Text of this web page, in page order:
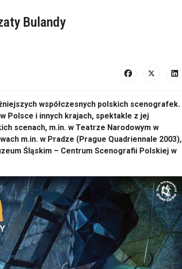
Bulandy
współczesnych polskich scenografek.
Polsce i innych krajach, spektakle z jej
scenach, m.in. w Teatrze Narodowym w
m.in. w Pradze (Prague Quadriennale 2003),
Śląskim – Centrum Scenografii Polskiej w